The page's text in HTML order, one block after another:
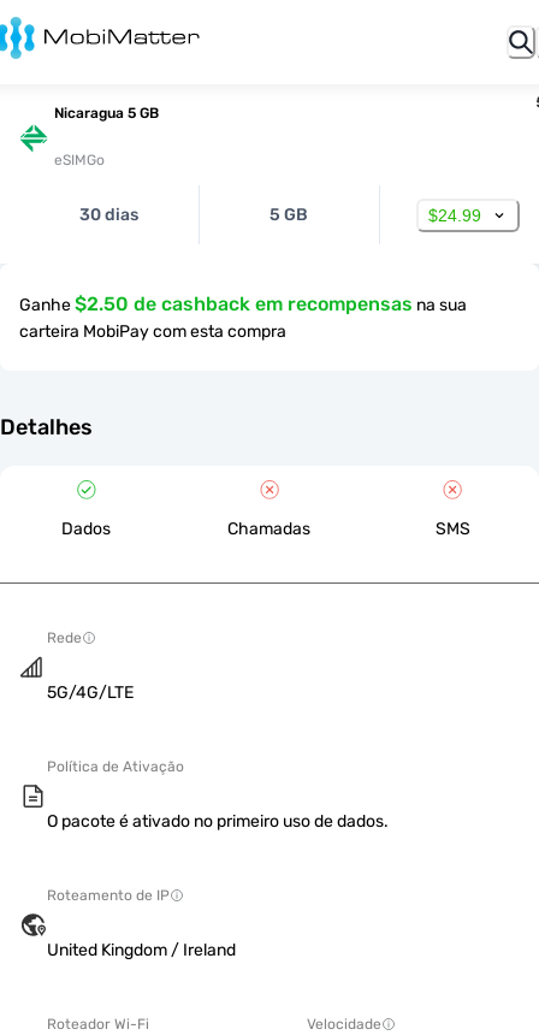
Nicaragua 5 GB
eSIMGo
30 dias 5 GB $24.99
Ganhe$2.50 de cashback em recompensas na sua
carteira MobiPay com esta compra
Detalhes
Dados Chamadas SMS
Rede
5G/4G/LTE
Política de Ativação
O pacote é ativado no primeiro uso de dados.
Roteamento de IP
United Kingdom / Ireland
Roteador Wi-Fi Velocidade